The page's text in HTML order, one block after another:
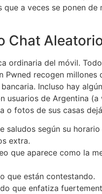
a veces se ponen
Chat
ordinaria del móvil.
recogen
Incluso hay
usuarios de Argentina
o fotos de sus casas
saludos según su
extra.
que aparece como la
que están contestando.
que enfatiza